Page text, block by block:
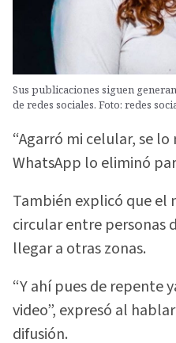
Sus publicaciones siguen
de redes sociales. Foto: redes
“Agarró mi celular, se
WhatsApp lo eliminó
También explicó que el
circular entre personas
llegar a otras zonas.
“Y ahí pues de repente
video”, expresó al
difusión.